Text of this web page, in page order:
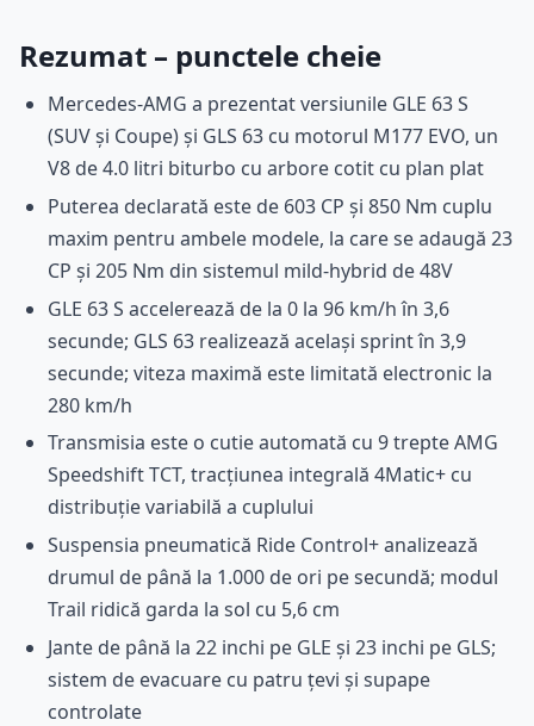
Rezumat – punctele cheie
Mercedes-AMG a prezentat versiunile GLE 63 S
(SUV și Coupe) și GLS 63 cu motorul M177 EVO, un
V8 de 4.0 litri biturbo cu arbore cotit cu plan plat
Puterea declarată este de 603 CP și 850 Nm cuplu
maxim pentru ambele modele, la care se adaugă 23
CP și 205 Nm din sistemul mild-hybrid de 48V
GLE 63 S accelerează de la 0 la 96 km/h în 3,6
secunde; GLS 63 realizează același sprint în 3,9
secunde; viteza maximă este limitată electronic la
280 km/h
Transmisia este o cutie automată cu 9 trepte AMG
Speedshift TCT, tracțiunea integrală 4Matic+ cu
distribuție variabilă a cuplului
Suspensia pneumatică Ride Control+ analizează
drumul de până la 1.000 de ori pe secundă; modul
Trail ridică garda la sol cu 5,6 cm
Jante de până la 22 inchi pe GLE și 23 inchi pe GLS;
sistem de evacuare cu patru țevi și supape
controlate